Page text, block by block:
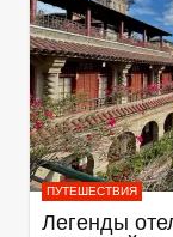
ПУТЕШЕСТВИЯ
Легенды